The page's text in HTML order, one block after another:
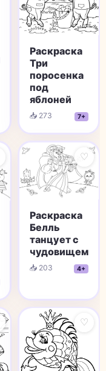
Раскраска
Три
поросенка
под
яблоней
📥 273 7+
♡
Раскраска
Белль
танцует с
чудовищем
📥 203 4+
♡